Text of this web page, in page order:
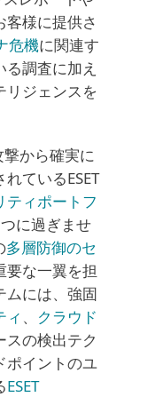
客様に提供さ
危機に関連す
調査に加え
リジェンスを
撃から確実に
ているESET
ティポートフ
に過ぎませ
多層防御のセ
要な一翼を担
ムには、強固
ィ 、 クラウド
スの検出テク
ポイントのユ
ESET